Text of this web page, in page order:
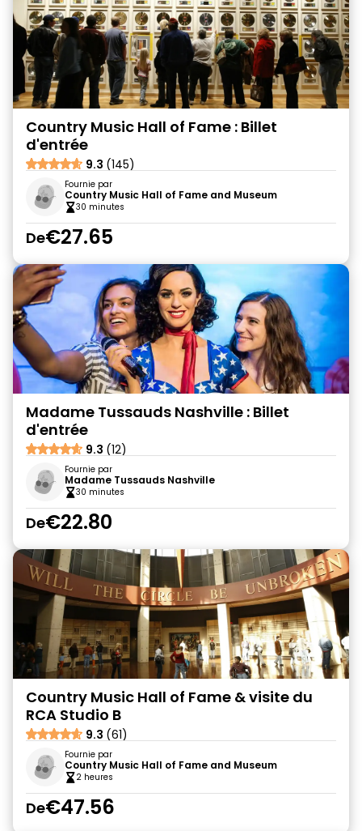
Country Music Hall of Fame : Billet
d'entrée
9.3 (145)
Fournie par
Country Music Hall of Fame and Museum
30 minutes
De€27.65
Madame Tussauds Nashville : Billet
d'entrée
9.3 (12)
Fournie par
Madame Tussauds Nashville
30 minutes
De€22.80
Country Music Hall of Fame & visite du
RCA Studio B
9.3 (61)
Fournie par
Country Music Hall of Fame and Museum
2 heures
De€47.56